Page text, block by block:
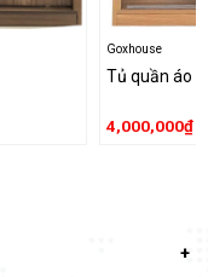
Goxhouse
Tủ quần áo
4,000,000₫